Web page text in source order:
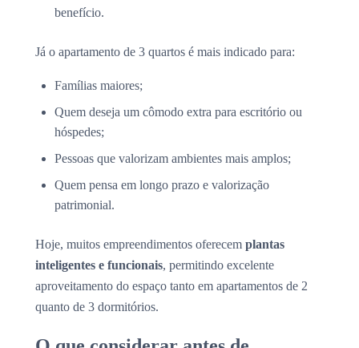
benefício.
Já o apartamento de 3 quartos é mais indicado para:
Famílias maiores;
Quem deseja um cômodo extra para escritório ou
hóspedes;
Pessoas que valorizam ambientes mais amplos;
Quem pensa em longo prazo e valorização
patrimonial.
Hoje, muitos empreendimentos oferecem plantas
inteligentes e funcionais, permitindo excelente
aproveitamento do espaço tanto em apartamentos de 2
quanto de 3 dormitórios.